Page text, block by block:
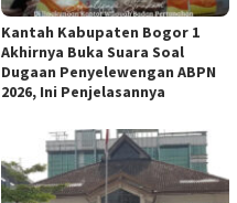
Kantah Kabupaten Bogor 1
Akhirnya Buka Suara Soal
Dugaan Penyelewengan ABPN
2026, Ini Penjelasannya